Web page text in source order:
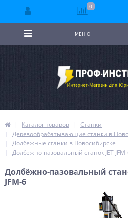
МЕНЮ
Каталог товаров
Станки
Деревообрабатывающие станки в
Долбежные станки в Новосибирске
Долбёжно-пазовальный станок JET JFM-
Долбёжно-пазовальный
JFM-6
0